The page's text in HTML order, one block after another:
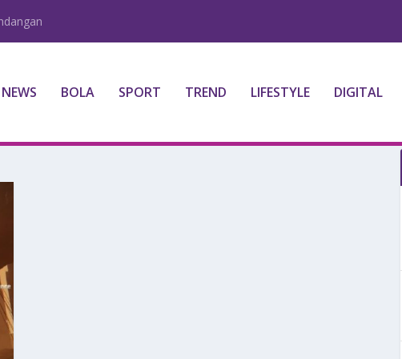
NEWS BOLA SPORT TREND LIFESTYLE DIGITAL